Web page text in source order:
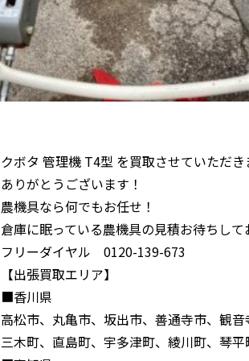
クボタ 管理機 T4型 を買取させていただき
ありがとうございます！
農機具なら何でもお任せ！
倉庫に眠っている農機具の見積お待ちして
フリーダイヤル 0120-139-673
【出張買取エリア】
■香川県
高松市、丸亀市、坂出市、善通寺市、観
三木町、直島町、宇多津町、綾川町、琴